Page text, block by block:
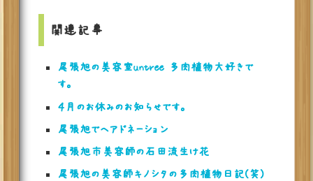
関連記事
尾張旭の美容室untree 多肉植物大好きで
す。
４月のお休みのお知らせです。
尾張旭でヘアドネーション
尾張旭市美容師の石田流生け花
尾張旭の美容師キノシタの多肉植物日記(笑)